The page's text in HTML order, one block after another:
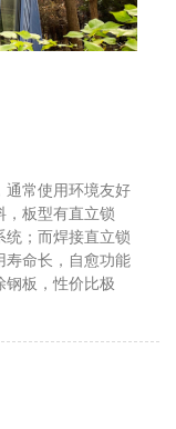
通常使用环境友好
，板型有直立锁
统；而焊接直立锁
寿命长，自愈功能
钢板，性价比极